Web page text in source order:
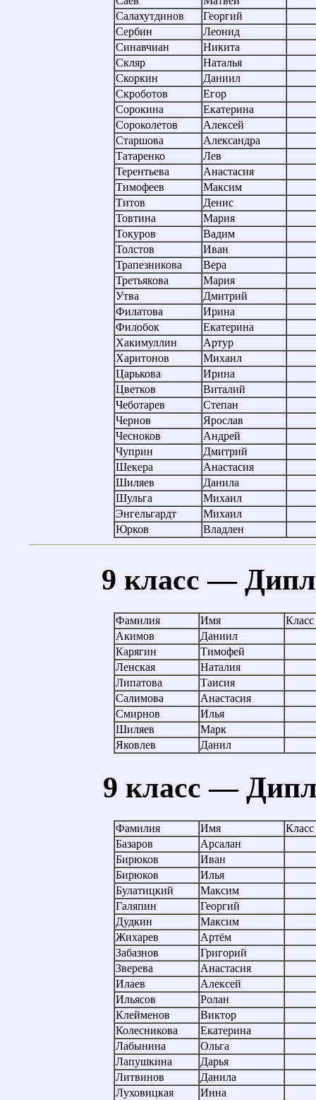
Салахутдинов
Георгий
Сербин
Леонид
Синавчиан
Никита
Скляр
Наталья
Скоркин
Даниил
Скроботов
Егор
Сорокина
Екатерина
Сороколетов
Алексей
Старшова
Александра
Татаренко
Лев
Терентьева
Анастасия
Тимофеев
Максим
Титов
Денис
Товтина
Мария
Токуров
Вадим
Толстов
Иван
Трапезникова
Вера
Третьякова
Мария
Утва
Дмитрий
Филатова
Ирина
Филобок
Екатерина
Хакимуллин
Артур
Харитонов
Михаил
Царькова
Ирина
Цветков
Виталий
Чеботарев
Степан
Чернов
Ярослав
Чесноков
Андрей
Чуприн
Дмитрий
Шекера
Анастасия
Шиляев
Данила
Шульга
Михаил
Энгельгардт
Михаил
Юрков
Владлен
9 класс —
Фамилия Имя
Класс
Акимов
Даниил
Карягин
Тимофей
Ленская
Наталия
Липатова
Таисия
Салимова
Анастасия
Смирнов
Илья
Шиляев
Марк
Яковлев
Данил
9 класс —
Фамилия Имя
Класс
Базаров
Арсалан
Бирюков
Иван
Бирюков
Илья
Булатицкий
Максим
Галяпин
Георгий
Дудкин
Максим
Жихарев
Артём
Забазнов
Григорий
Зверева
Анастасия
Илаев
Алексей
Ильясов
Ролан
Клейменов
Виктор
Колесникова
Екатерина
Лабынина
Ольга
Лапушкина
Дарья
Литвинов
Данила
Луховицкая
Инна